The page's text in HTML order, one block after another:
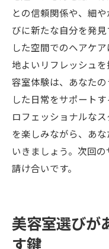
との信頼関係や、細
びに新たな自分を発
した空間でのヘアケ
地よいリフレッシュ
容室体験は、あなた
した日常をサポート
ロフェッショナルな
を楽しみながら、あ
いきましょう。次回
請け合いです。
美容室選びが
す鍵